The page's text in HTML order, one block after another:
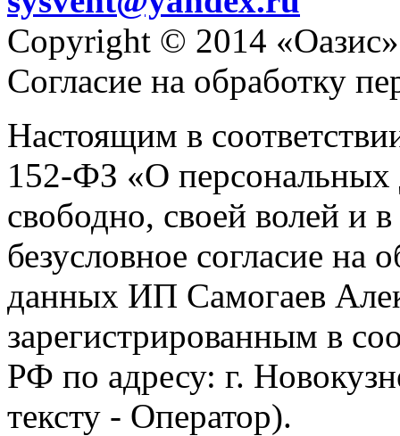
Copyright © 2014 «Оазис»
Согласие на обработку
Настоящим в
152-ФЗ «О персональных
свободно, своей волей и
безусловное согласие на
данных ИП Самогаев
зарегистрированным в
РФ по адресу: г.
тексту - Оператор).